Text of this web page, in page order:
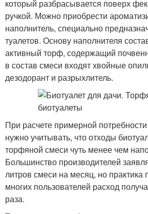
который разбрасывается поверх
ручкой. Можно приобрести
наполнитель, специально
туалетов. Основу наполнителя
активный торф, содержащий
в состав смеси входят хвойные
дезодорант и разрыхлитель.
При расчете примерной
нужно учитывать, что отходы
торфяной смеси чуть менее чем
Большинство производителей
литров смеси на месяц, но практика
многих пользователей расход
раза.